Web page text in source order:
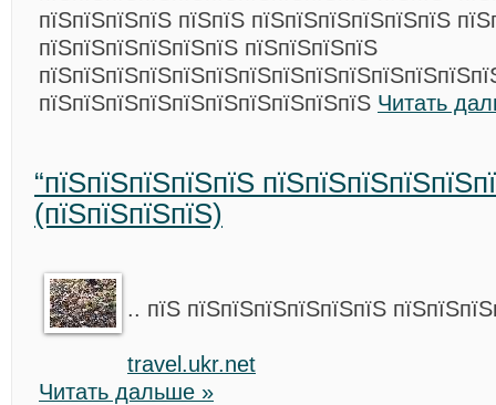
пїЅпїЅпїЅпїЅ пїЅпїЅ пїЅпїЅпїЅпїЅпїЅпїЅ
пїЅпїЅпїЅпїЅпїЅпїЅ пїЅпїЅпїЅпїЅ
пїЅпїЅпїЅпїЅпїЅпїЅпїЅпїЅпїЅпїЅ Читать
“пїЅпїЅпїЅпїЅпїЅ
(пїЅпїЅпїЅпїЅ)
.. пїЅ пїЅпїЅпїЅпїЅпїЅпїЅ
travel.ukr.net
Читать дальше »